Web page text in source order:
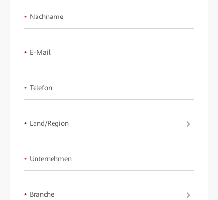
including product training, technical consultation, market
your reach and improve sales performance.
Fill out the form to start your eKit journey and create a better
* Nachname
* E-Mail
* Telefon
* Land/Region
* Unternehmen
* Branche